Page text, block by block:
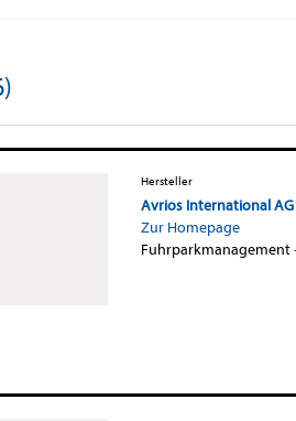
Hersteller
Avrios International AG
Zur Homepage
Fuhrparkmanagement·